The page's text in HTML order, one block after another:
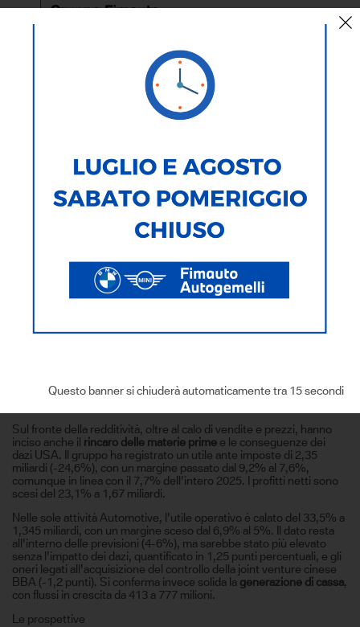
Questo banner si chiuderà automaticamente tra 14 secondi
BMW frena: conti in calo tra
dazi, Cina e cambi sfavorevoli
A pesare sono stati diversi fattori estremamente sfavorevoli, come
volatilità dei cambi(in particolare dollaro USA e yuan cinese), i
Il gruppo ha chiuso il periodo con 565.780 veicoli consegnati, in calo
del 3,5% rispetto a un anno fa. A incidere soprattutto sono stati il
-4% nelle Americhe e il -10% della Cina, che hanno annullato la
I ricavi, nonostante unmix di prodotto positivo(la gamma M, ad
è così sceso dell'8,1% a 31 miliardi, mentre a cambi costanti la
Sul fronte della redditività, oltre al calo di vendite e prezzi, hanno
inciso anche il rincaro delle materie prime e le conseguenze dei
dazi USA. Il gruppo ha registrato un utile ante imposte di 2,35
miliardi (-24,6%), con un margine passato dal 9,2% al 7,6%,
comunque in linea con il 7,7% dell'intero 2025. I profitti netti sono
scesi del 23,1% a 1,67 miliardi.
Nelle sole attività Automotive, l'utile operativo è calato del 33,5% a
1,345 miliardi, con un margine sceso dal 6,9% al 5%. Il dato resta
all'interno delle previsioni (4-6%), ma sarebbe stato più elevato
senza l'impatto dei dazi, quantificato in 1,25 punti percentuali, e gli
oneri legati all'acquisizione del controllo della joint venture cinese
BBA (-1,2 punti). Si conferma invece solida la generazione di cassa,
con flussi in crescita da 413 a 777 milioni.
Le prospettive